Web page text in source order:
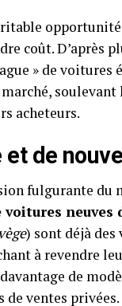
coût. D’après
» de voitures
soulevant
acheteurs.
et de
fulgurante du
voitures
) sont déjà des
à revendre
de
de ventes privées.